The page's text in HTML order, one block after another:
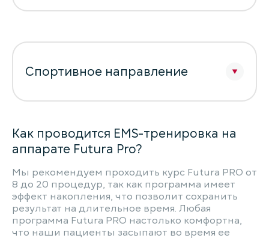
Спортивное направление
Как проводится EMS-тренировка на
аппарате Futura Pro?
Мы рекомендуем проходить курс Futura PRO от
8 до 20 процедур, так как программа имеет
эффект накопления, что позволит сохранить
результат на длительное время. Любая
программа Futura PRO настолько комфортна,
что наши пациенты засыпают во время ее